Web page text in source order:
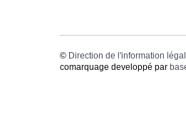
© Direction de l'information
comarquage developpé par